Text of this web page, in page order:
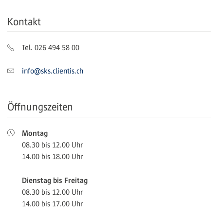
Kontakt
Tel. 026 494 58 00
info@sks.clientis.ch
Öffnungszeiten
Montag
08.30 bis 12.00 Uhr
14.00 bis 18.00 Uhr
Dienstag bis Freitag
08.30 bis 12.00 Uhr
14.00 bis 17.00 Uhr